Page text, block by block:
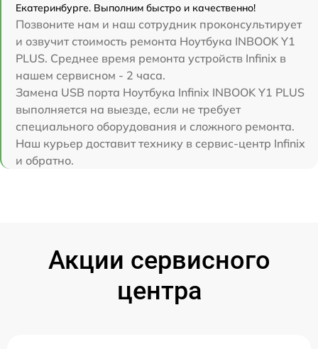
Екатеринбурге. Выполним быстро и качественно!
Позвоните нам и наш сотрудник проконсультирует
и озвучит стоимость ремонта Ноутбука INBOOK Y1
PLUS. Среднее время ремонта устройств Infinix в
нашем сервисном - 2 часа.
Замена USB порта Ноутбука Infinix INBOOK Y1 PLUS
выполняется на выезде, если не требует
специального оборудования и сложного ремонта.
Наш курьер доставит технику в сервис-центр Infinix
и обратно.
Акции сервисного
центра